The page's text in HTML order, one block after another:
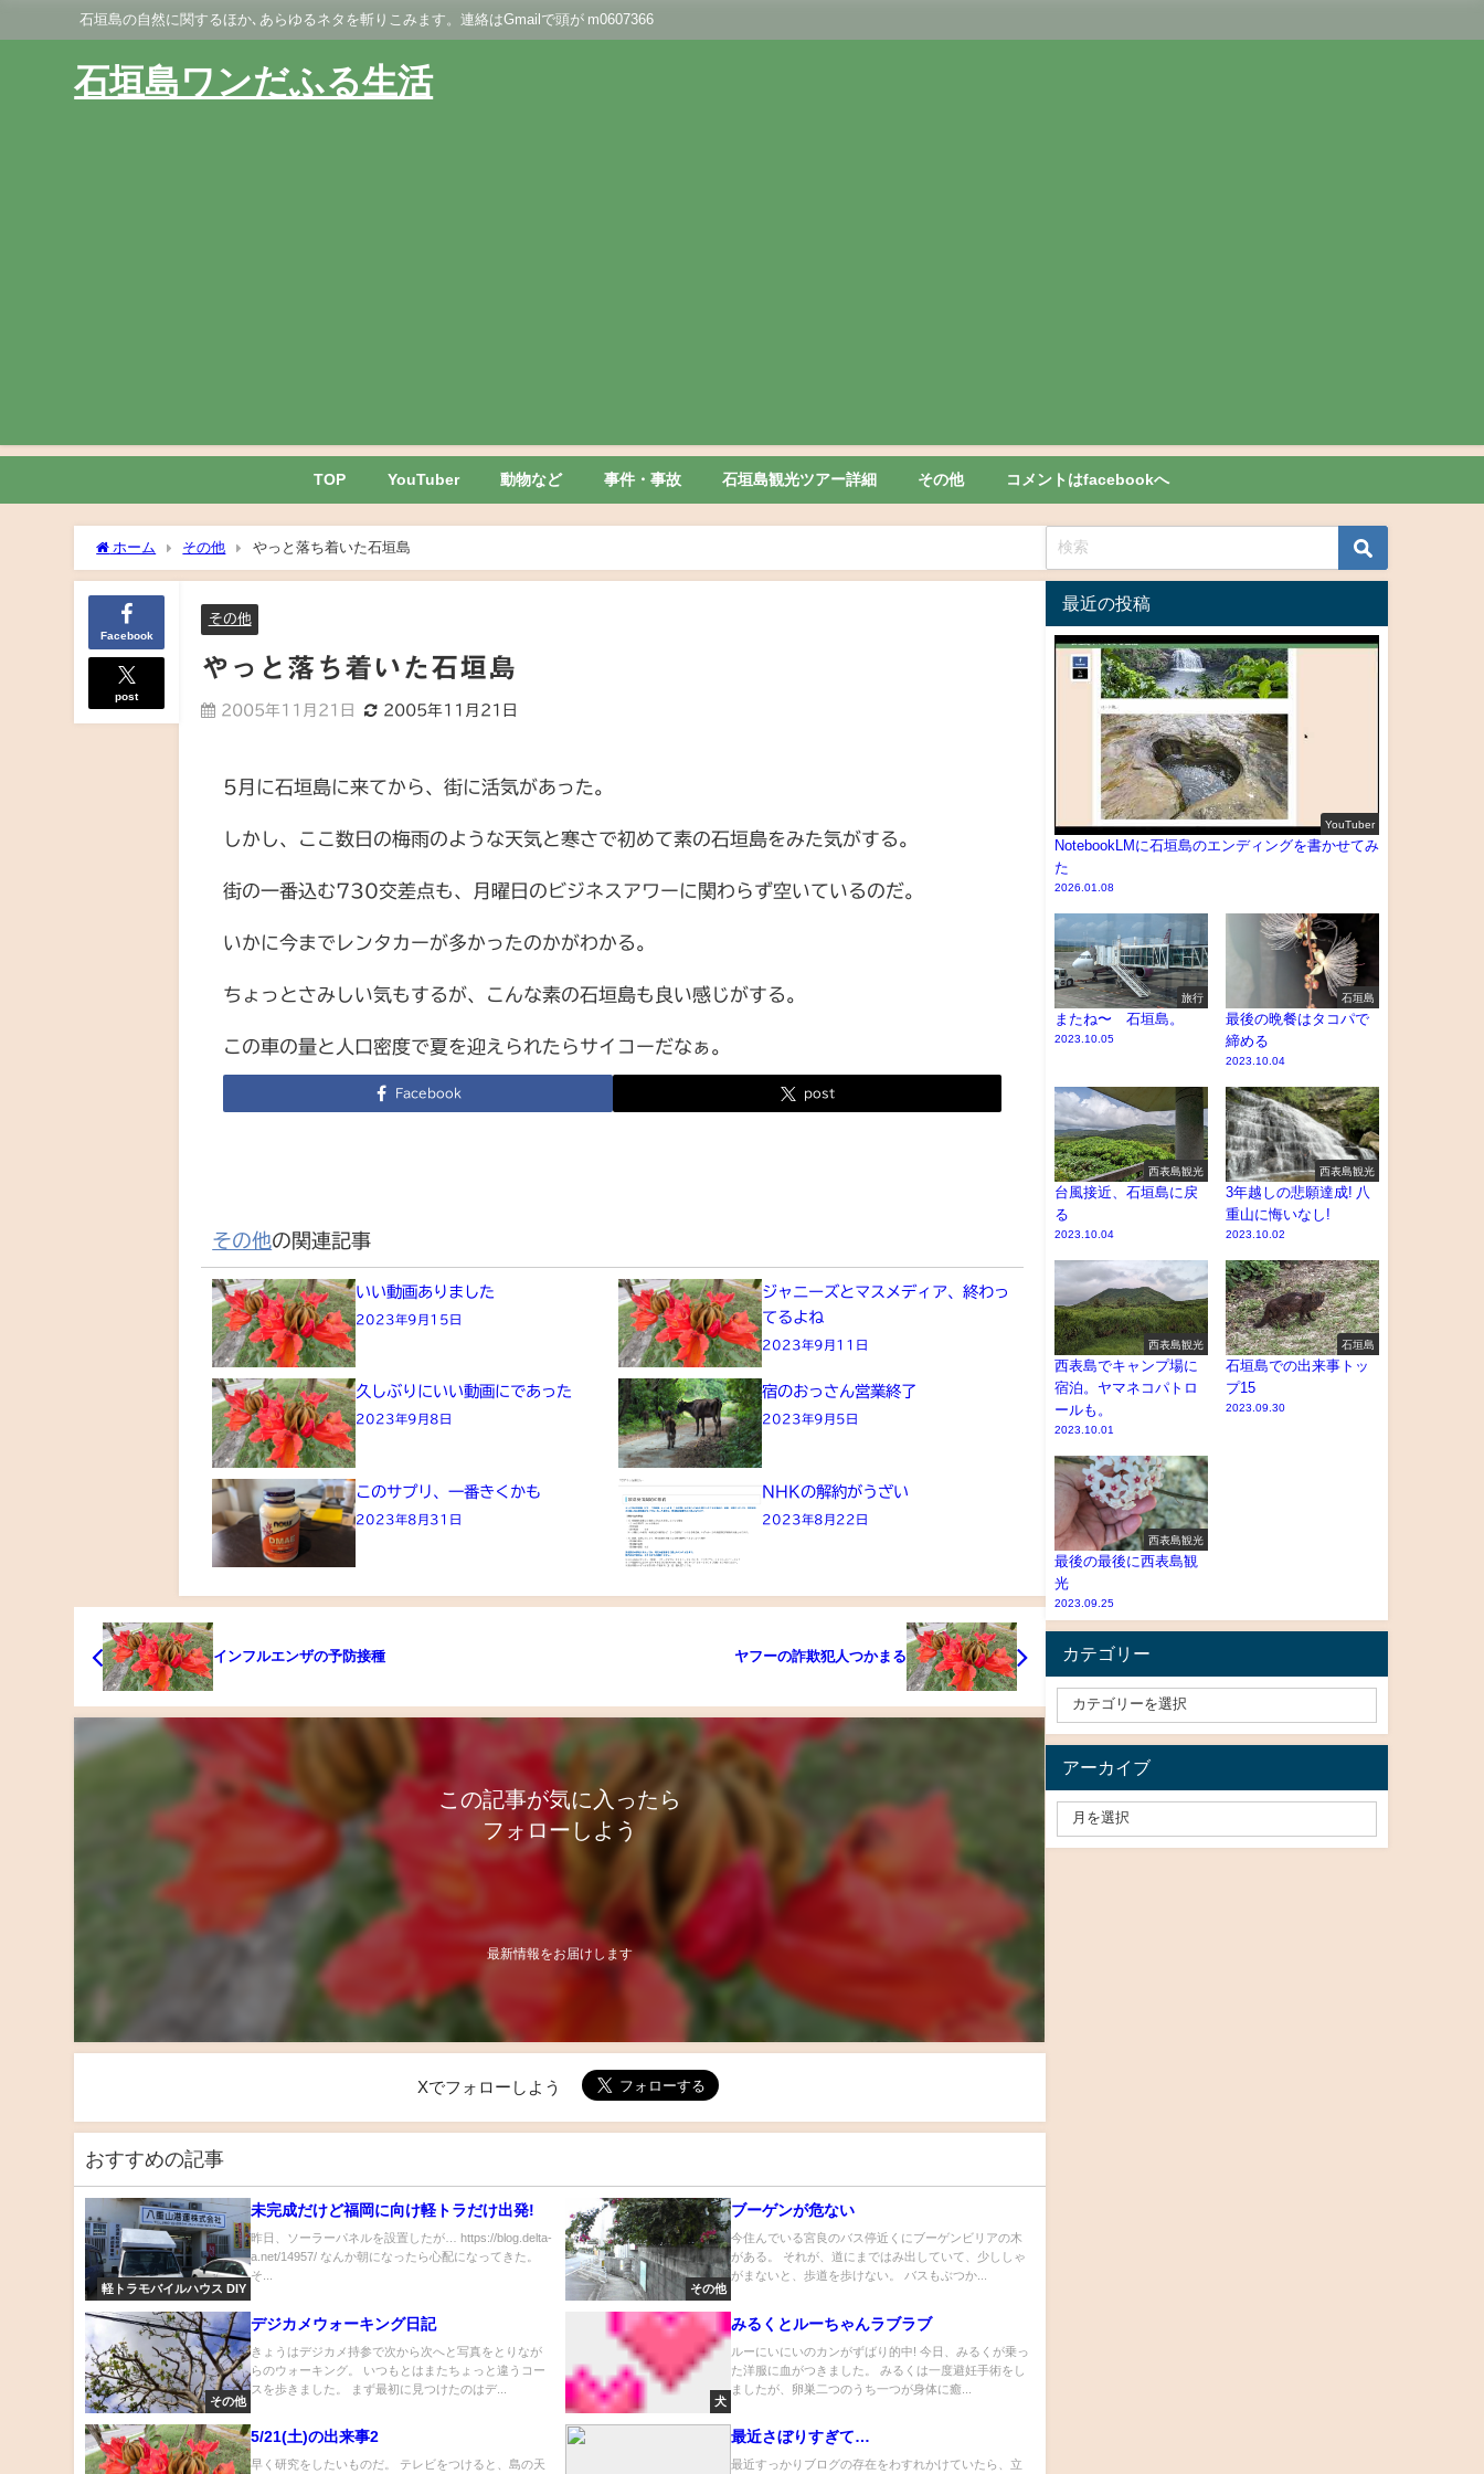
石垣島の自然に関するほか､あらゆるネタを斬りこみます。連絡はGmailで頭が m0607366
石垣島ワンだふる生活
TOP YouTuber 動物など 事件・事故 石垣島観光ツアー詳細 その他 コメントはfacebookへ
ホーム その他 やっと落ち着いた石垣島
Facebook
post
その他
やっと落ち着いた石垣島
2005年11月21日 2005年11月21日
5月に石垣島に来てから、街に活気があった。
しかし、ここ数日の梅雨のような天気と寒さで初めて素の石垣島をみた気がする。
街の一番込む730交差点も、月曜日のビジネスアワーに関わらず空いているのだ。
いかに今までレンタカーが多かったのかがわかる。
ちょっとさみしい気もするが、こんな素の石垣島も良い感じがする。
この車の量と人口密度で夏を迎えられたらサイコーだなぁ。
Facebook post
その他の関連記事
いい動画ありました
2023年9月15日
ジャニーズとマスメディア、終わっ
てるよね
2023年9月11日
久しぶりにいい動画にであった
2023年9月8日
宿のおっさん営業終了
2023年9月5日
このサプリ、一番きくかも
2023年8月31日
NHKの解約がうざい
2023年8月22日
インフルエンザの予防接種 ヤフーの詐欺犯人つかまる
この記事が気に入ったら
フォローしよう
最新情報をお届けします
Xでフォローしよう
おすすめの記事
軽トラモバイルハウス DIY
未完成だけど福岡に向け軽トラだけ出発!
昨日、ソーラーパネルを設置したが… https://blog.delta-
a.net/14957/ なんか朝になったら心配になってきた。
そ...
その他
ブーゲンが危ない
今住んでいる宮良のバス停近くにブーゲンビリアの木
がある。 それが、道にまではみ出していて、少ししゃ
がまないと、歩道を歩けない。 バスもぶつか...
その他
デジカメウォーキング日記
きょうはデジカメ持参で次から次へと写真をとりなが
らのウォーキング。 いつもとはまたちょっと違うコー
スを歩きました。 まず最初に見つけたのはデ...
犬
みるくとルーちゃんラブラブ
ルーにいにいのカンがずばり的中! 今日、みるくが乗っ
た洋服に血がつきました。 みるくは一度避妊手術をし
ましたが、卵巣二つのうち一つが身体に癒...
5/21(土)の出来事2
早く研究をしたいものだ。 テレビをつけると、島の天
最近さぼりすぎて…
最近すっかりブログの存在をわすれかけていたら、立
最近の投稿
YouTuber
NotebookLMに石垣島のエンディングを書かせてみ
た
2026.01.08
旅行
またね〜 石垣島。
2023.10.05
石垣島
最後の晩餐はタコパで
締める
2023.10.04
西表島観光
台風接近、石垣島に戻
る
2023.10.04
西表島観光
3年越しの悲願達成! 八
重山に悔いなし!
2023.10.02
西表島観光
西表島でキャンプ場に
宿泊。ヤマネコパトロ
ールも。
2023.10.01
石垣島
石垣島での出来事トッ
プ15
2023.09.30
西表島観光
最後の最後に西表島観
光
2023.09.25
カテゴリー
アーカイブ